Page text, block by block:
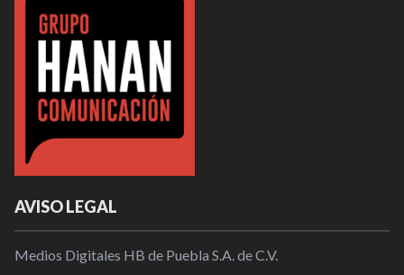
AVISO LEGAL
Medios Digitales HB de Puebla S.A. de C.V.